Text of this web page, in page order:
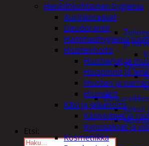
ja
Etsi:
Henkilökohtainen hygienia
Aurinkorasvat
Deodorantit
Hammashygienia
Hiustenhoito
Hiusharjat ja
Hiuspinnit ja
Hiusten ja
Hiusvärit
Käsi ja jalkahoito
Käsivoiteet ja
Kynsisakset ja
Kosmetiikka